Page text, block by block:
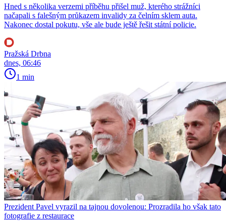
Hned s několika verzemi příběhu přišel muž, kterého strážníci
načapali s falešným průkazem invalidy za čelním sklem auta.
Nakonec dostal pokutu, vše ale bude ještě řešit státní policie.
Pražská Drbna
dnes, 06:46
1 min
Prezident Pavel vyrazil na tajnou dovolenou: Prozradila ho však tato
fotografie z restaurace